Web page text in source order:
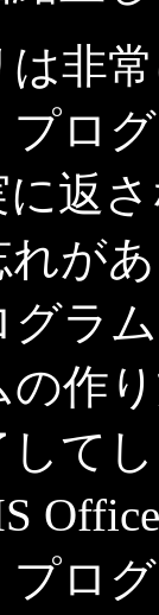
非
ロ
返
が
グラ
作
て
プロ